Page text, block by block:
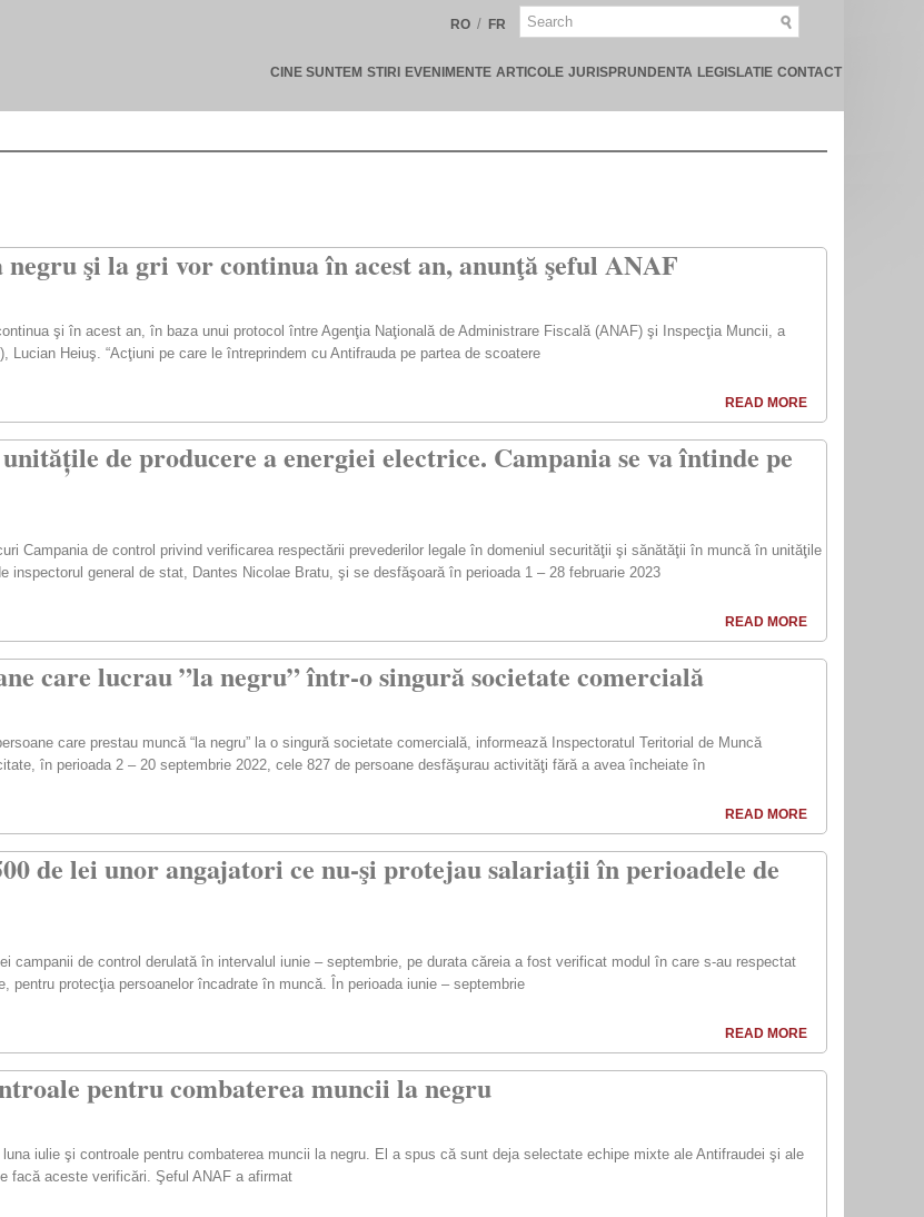
RO / FR
CINE SUNTEM STIRI EVENIMENTE ARTICOLE JURISPRUNDENTA LEGISLATIE CONTACT
şi la gri vor continua în acest an, anunţă şeful ANAF
şi în acest an, în baza unui protocol între Agenţia Naţională de Administrare Fiscală (ANAF) şi Inspecţia Muncii, a
Heiuş. “Acţiuni pe care le întreprindem cu Antifrauda pe partea de scoatere
READ MORE
de producere a energiei electrice. Campania se va întinde pe
Campania de control privind verificarea respectării prevederilor legale în domeniul securităţii şi sănătăţii în muncă în unităţile
inspectorul general de stat, Dantes Nicolae Bratu, şi se desfăşoară în perioada 1 – 28 februarie 2023
READ MORE
care lucrau ”la negru” într-o singură societate comercială
care prestau muncă “la negru” la o singură societate comercială, informează Inspectoratul Teritorial de Muncă
în perioada 2 – 20 septembrie 2022, cele 827 de persoane desfăşurau activităţi fără a avea încheiate în
READ MORE
de lei unor angajatori ce nu-şi protejau salariaţii în perioadele de
campanii de control derulată în intervalul iunie – septembrie, pe durata căreia a fost verificat modul în care s-au respectat
pentru protecţia persoanelor încadrate în muncă. În perioada iunie – septembrie
READ MORE
pentru combaterea muncii la negru
iulie şi controale pentru combaterea muncii la negru. El a spus că sunt deja selectate echipe mixte ale Antifraudei şi ale
facă aceste verificări. Şeful ANAF a afirmat